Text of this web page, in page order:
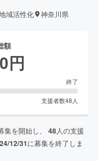
域活性化 神奈川県
額
円
終了
支援者数48 人
集を開始し、 48人の支援
12/31に募集を終了しま